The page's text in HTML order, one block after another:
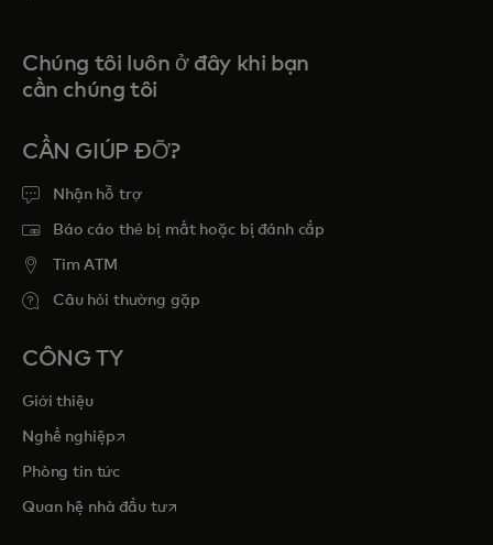
Chúng tôi luôn ở đây khi bạn
cần chúng tôi
CẦN GIÚP ĐỠ?
Nhận hỗ trợ
Báo cáo thẻ bị mất hoặc bị đánh cắp
Tim ATM
Câu hỏi thường gặp
CÔNG TY
Giới thiệu
Nghề nghiệpopens in a new tab
Phòng tin tức
Quan hệ nhà đầu tưopens in a new tab